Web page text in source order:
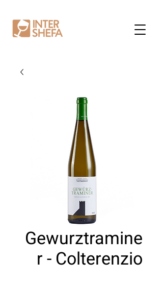
Gewurztramine
r - Colterenzio